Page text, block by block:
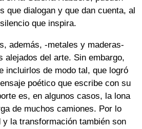
que dialogan y que dan cuenta, al
que inspira.
además, -metales y maderas-
alejados del arte. Sin embargo,
incluirlos de modo tal, que logró
poético que escribe con su
es, en algunos casos, la lona
de muchos camiones. Por lo
la transformación también son